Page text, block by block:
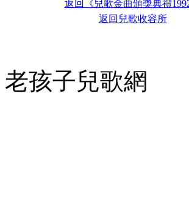
返回《兒歌金曲頒獎典禮1992
返回兒歌收容所
老孩子兒歌網